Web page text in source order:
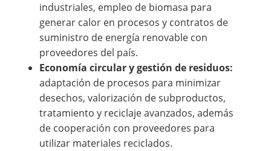
industriales, empleo de biomasa para
generar calor en procesos y contratos de
suministro de energía renovable con
proveedores del país.
Economía circular y gestión de residuos:
adaptación de procesos para minimizar
desechos, valorización de subproductos,
tratamiento y reciclaje avanzados, además
de cooperación con proveedores para
utilizar materiales reciclados.